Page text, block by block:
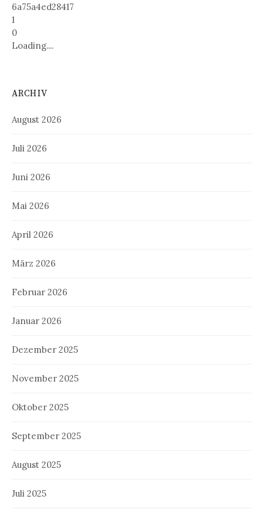
6a75a4ed28417
1
0
Loading....
ARCHIV
August 2026
Juli 2026
Juni 2026
Mai 2026
April 2026
März 2026
Februar 2026
Januar 2026
Dezember 2025
November 2025
Oktober 2025
September 2025
August 2025
Juli 2025